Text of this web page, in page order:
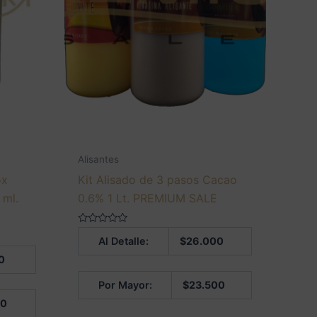
Alisantes
Kit Alisado de 3 pasos Cacao
0.6% 1 Lt. PREMIUM SALE
Al Detalle: $26.000
Por Mayor: $23.500